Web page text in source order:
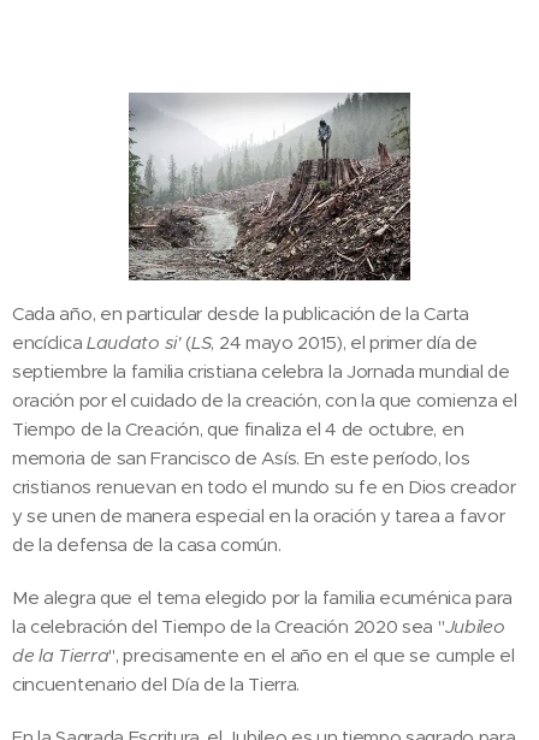
Cada año, en particular desde la publicación de la Carta
encíclica Laudato si'(LS, 24 mayo 2015), el primer día de
septiembre la familia cristiana celebra la Jornada mundial de
oración por el cuidado de la creación, con la que comienza el
Tiempo de la Creación, que finaliza el 4 de octubre, en
memoria de san Francisco de Asís. En este período, los
cristianos renuevan en todo el mundo su fe en Dios creador
y se unen de manera especial en la oración y tarea a favor
de la defensa de la casa común.
Me alegra que el tema elegido por la familia ecuménica para
la celebración del Tiempo de la Creación 2020 sea "Jubileo
de la Tierra", precisamente en el año en el que se cumple el
cincuentenario del Día de la Tierra.